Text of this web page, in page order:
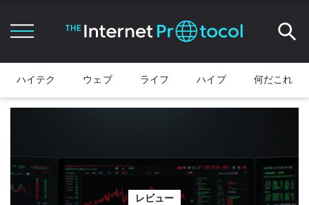
ハイテク ウェブ ライフ ハイプ 何だこれ
レビュー